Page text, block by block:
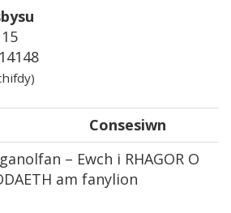
15
Consesiwn
– Ewch i RHAGOR O
am fanylion